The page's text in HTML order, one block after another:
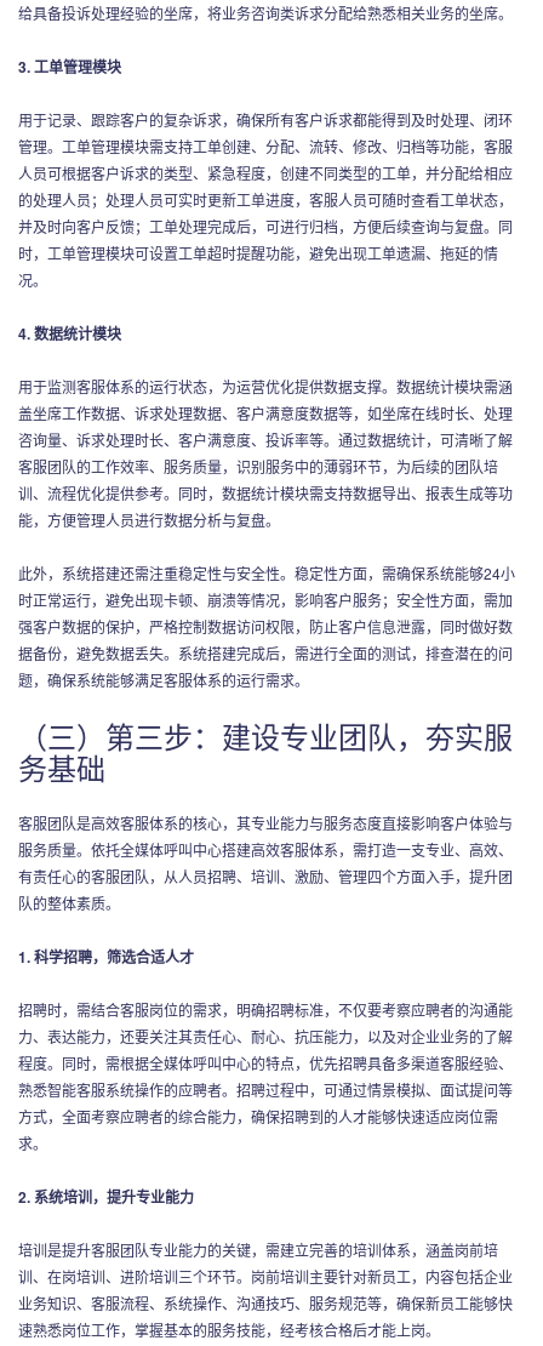
给具备投诉处理经验的坐席，将业务咨询类诉求分配给熟悉相关业务的坐席。
3. 工单管理模块
用于记录、跟踪客户的复杂诉求，确保所有客户诉求都能得到及时处理、闭环
管理。工单管理模块需支持工单创建、分配、流转、修改、归档等功能，客服
人员可根据客户诉求的类型、紧急程度，创建不同类型的工单，并分配给相应
的处理人员；处理人员可实时更新工单进度，客服人员可随时查看工单状态，
并及时向客户反馈；工单处理完成后，可进行归档，方便后续查询与复盘。同
时，工单管理模块可设置工单超时提醒功能，避免出现工单遗漏、拖延的情
况。
4. 数据统计模块
用于监测客服体系的运行状态，为运营优化提供数据支撑。数据统计模块需涵
盖坐席工作数据、诉求处理数据、客户满意度数据等，如坐席在线时长、处理
咨询量、诉求处理时长、客户满意度、投诉率等。通过数据统计，可清晰了解
客服团队的工作效率、服务质量，识别服务中的薄弱环节，为后续的团队培
训、流程优化提供参考。同时，数据统计模块需支持数据导出、报表生成等功
能，方便管理人员进行数据分析与复盘。
此外，系统搭建还需注重稳定性与安全性。稳定性方面，需确保系统能够24小
时正常运行，避免出现卡顿、崩溃等情况，影响客户服务；安全性方面，需加
强客户数据的保护，严格控制数据访问权限，防止客户信息泄露，同时做好数
据备份，避免数据丢失。系统搭建完成后，需进行全面的测试，排查潜在的问
题，确保系统能够满足客服体系的运行需求。
（三）第三步：建设专业团队，夯实服
务基础
客服团队是高效客服体系的核心，其专业能力与服务态度直接影响客户体验与
服务质量。依托全媒体呼叫中心搭建高效客服体系，需打造一支专业、高效、
有责任心的客服团队，从人员招聘、培训、激励、管理四个方面入手，提升团
队的整体素质。
1. 科学招聘，筛选合适人才
招聘时，需结合客服岗位的需求，明确招聘标准，不仅要考察应聘者的沟通能
力、表达能力，还要关注其责任心、耐心、抗压能力，以及对企业业务的了解
程度。同时，需根据全媒体呼叫中心的特点，优先招聘具备多渠道客服经验、
熟悉智能客服系统操作的应聘者。招聘过程中，可通过情景模拟、面试提问等
方式，全面考察应聘者的综合能力，确保招聘到的人才能够快速适应岗位需
求。
2. 系统培训，提升专业能力
培训是提升客服团队专业能力的关键，需建立完善的培训体系，涵盖岗前培
训、在岗培训、进阶培训三个环节。岗前培训主要针对新员工，内容包括企业
业务知识、客服流程、系统操作、沟通技巧、服务规范等，确保新员工能够快
速熟悉岗位工作，掌握基本的服务技能，经考核合格后才能上岗。